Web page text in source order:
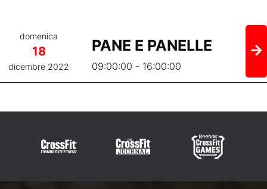
domenica
18
dicembre 2022
PANE E PANELLE
09:00:00 - 16:00:00